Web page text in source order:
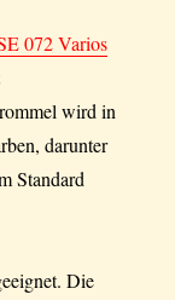
072 Varios
wird in
darunter
Standard
Die